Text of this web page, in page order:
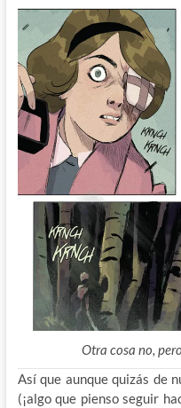
Otra cosa no,
Así que aunque quizás de
(¡algo que pienso seguir